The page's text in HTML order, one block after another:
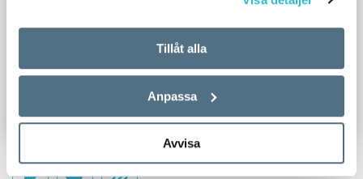
Tillåt alla
Anpassa
Avvisa
kan vi bara göra kvalificerade gissningar.